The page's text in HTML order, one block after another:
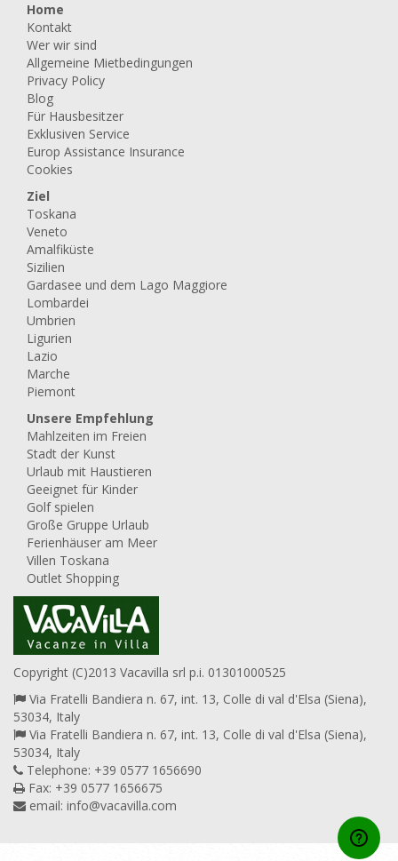
Home
Kontakt
Wer wir sind
Allgemeine Mietbedingungen
Privacy Policy
Blog
Für Hausbesitzer
Exklusiven Service
Europ Assistance Insurance
Cookies
Ziel
Toskana
Veneto
Amalfiküste
Sizilien
Gardasee und dem Lago Maggiore
Lombardei
Umbrien
Ligurien
Lazio
Marche
Piemont
Unsere Empfehlung
Mahlzeiten im Freien
Stadt der Kunst
Urlaub mit Haustieren
Geeignet für Kinder
Golf spielen
Große Gruppe Urlaub
Ferienhäuser am Meer
Villen Toskana
Outlet Shopping
Copyright (C)2013 Vacavilla srl p.i. 01301000525
Via Fratelli Bandiera n. 67, int. 13, Colle di val d'Elsa (Siena),
53034, Italy
Via Fratelli Bandiera n. 67, int. 13, Colle di val d'Elsa (Siena),
53034, Italy
Telephone: +39 0577 1656690
Fax: +39 0577 1656675
email: info@vacavilla.com